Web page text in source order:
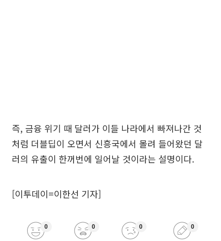
즉, 금융 위기 때 달러가 이들 나라에서 빠져나간 것
처럼 더블딥이 오면서 신흥국에서 몰려 들어왔던 달
러의 유출이 한꺼번에 일어날 것이라는 설명이다.
[이투데이=이한선 기자]
0 0 0 0